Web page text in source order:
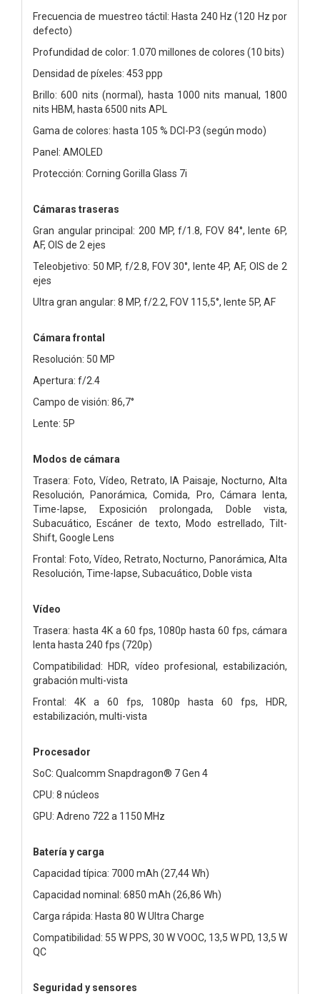
Frecuencia de muestreo táctil: Hasta 240 Hz (120 Hz por
defecto)
Profundidad de color: 1.070 millones de colores (10 bits)
Densidad de píxeles: 453 ppp
Brillo: 600 nits (normal), hasta 1000 nits manual, 1800
nits HBM, hasta 6500 nits APL
Gama de colores: hasta 105 % DCI-P3 (según modo)
Panel: AMOLED
Protección: Corning Gorilla Glass 7i
Cámaras traseras
Gran angular principal: 200 MP, f/1.8, FOV 84°, lente 6P,
AF, OIS de 2 ejes
Teleobjetivo: 50 MP, f/2.8, FOV 30°, lente 4P, AF, OIS de 2
ejes
Ultra gran angular: 8 MP, f/2.2, FOV 115,5°, lente 5P, AF
Cámara frontal
Resolución: 50 MP
Apertura: f/2.4
Campo de visión: 86,7°
Lente: 5P
Modos de cámara
Trasera: Foto, Vídeo, Retrato, IA Paisaje, Nocturno, Alta
Resolución, Panorámica, Comida, Pro, Cámara lenta,
Time-lapse, Exposición prolongada, Doble vista,
Subacuático, Escáner de texto, Modo estrellado, Tilt-
Shift, Google Lens
Frontal: Foto, Vídeo, Retrato, Nocturno, Panorámica, Alta
Resolución, Time-lapse, Subacuático, Doble vista
Vídeo
Trasera: hasta 4K a 60 fps, 1080p hasta 60 fps, cámara
lenta hasta 240 fps (720p)
Compatibilidad: HDR, vídeo profesional, estabilización,
grabación multi-vista
Frontal: 4K a 60 fps, 1080p hasta 60 fps, HDR,
estabilización, multi-vista
Procesador
SoC: Qualcomm Snapdragon® 7 Gen 4
CPU: 8 núcleos
GPU: Adreno 722 a 1150 MHz
Batería y carga
Capacidad típica: 7000 mAh (27,44 Wh)
Capacidad nominal: 6850 mAh (26,86 Wh)
Carga rápida: Hasta 80 W Ultra Charge
Compatibilidad: 55 W PPS, 30 W VOOC, 13,5 W PD, 13,5 W
QC
Seguridad y sensores